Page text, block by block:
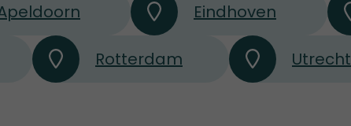
Eindhoven
Rotterdam Utrecht